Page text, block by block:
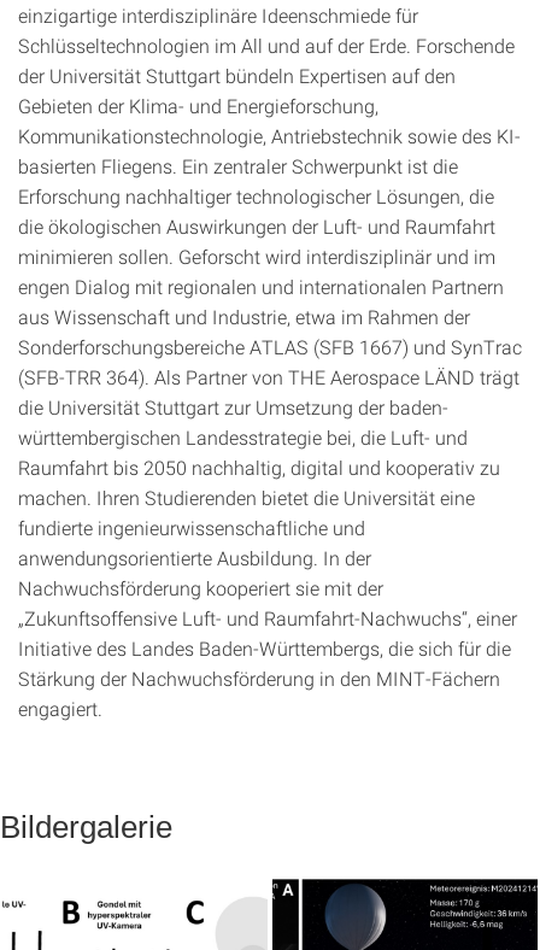
einzigartige interdisziplinäre Ideenschmiede für
Schlüsseltechnologien im All und auf der Erde. Forschende
der Universität Stuttgart bündeln Expertisen auf den
Gebieten der Klima- und Energieforschung,
Kommunikationstechnologie, Antriebstechnik sowie des KI-
basierten Fliegens. Ein zentraler Schwerpunkt ist die
Erforschung nachhaltiger technologischer Lösungen, die
die ökologischen Auswirkungen der Luft- und Raumfahrt
minimieren sollen. Geforscht wird interdisziplinär und im
engen Dialog mit regionalen und internationalen Partnern
aus Wissenschaft und Industrie, etwa im Rahmen der
Sonderforschungsbereiche ATLAS (SFB 1667) und SynTrac
(SFB-TRR 364). Als Partner von THE Aerospace LÄND trägt
die Universität Stuttgart zur Umsetzung der baden-
württembergischen Landesstrategie bei, die Luft- und
Raumfahrt bis 2050 nachhaltig, digital und kooperativ zu
machen. Ihren Studierenden bietet die Universität eine
fundierte ingenieurwissenschaftliche und
anwendungsorientierte Ausbildung. In der
Nachwuchsförderung kooperiert sie mit der
„Zukunftsoffensive Luft- und Raumfahrt-Nachwuchs“, einer
Initiative des Landes Baden-Württembergs, die sich für die
Stärkung der Nachwuchsförderung in den MINT-Fächern
engagiert.
Bildergalerie